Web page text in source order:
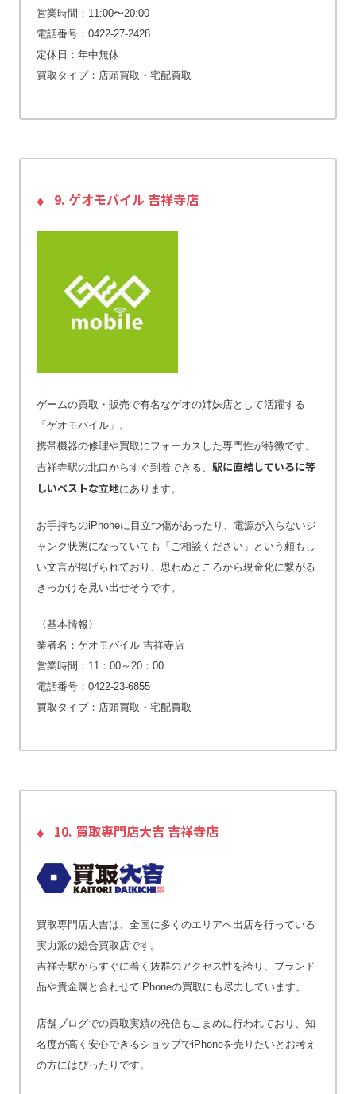
営業時間：11:00〜20:00
電話番号：0422-27-2428
定休日：年中無休
買取タイプ：店頭買取・宅配買取
9. ゲオモバイル 吉祥寺店
ゲームの買取・販売で有名なゲオの姉妹店として活躍する
「ゲオモバイル」。
携帯機器の修理や買取にフォーカスした専門性が特徴です。
吉祥寺駅の北口からすぐ到着できる、 駅に直結しているに等
しいベストな立地にあります。
お手持ちのiPhoneに目立つ傷があったり、電源が入らないジ
ャンク状態になっていても「ご相談ください」という頼もし
い文言が掲げられており、思わぬところから現金化に繋がる
きっかけを見い出せそうです。
〈基本情報〉
業者名：ゲオモバイル 吉祥寺店
営業時間：11：00～20：00
電話番号：0422-23-6855
買取タイプ：店頭買取・宅配買取
10. 買取専門店大吉 吉祥寺店
買取専門店大吉は、全国に多くのエリアへ出店を行っている
実力派の総合買取店です。
吉祥寺駅からすぐに着く抜群のアクセス性を誇り、ブランド
品や貴金属と合わせてiPhoneの買取にも尽力しています。
店舗ブログでの買取実績の発信もこまめに行われており、知
名度が高く安心できるショップでiPhoneを売りたいとお考え
の方にはぴったりです。